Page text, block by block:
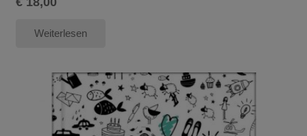
Weiterlesen